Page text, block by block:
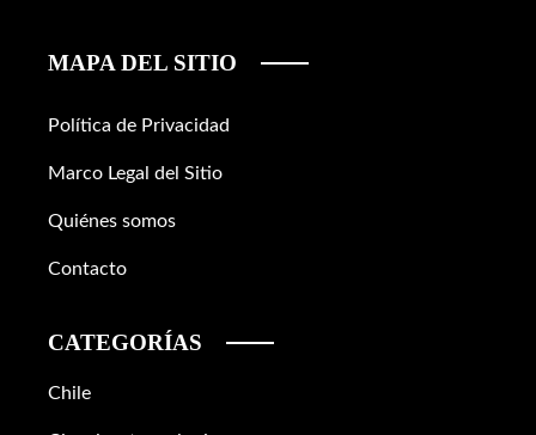
MAPA DEL SITIO
Política de Privacidad
Marco Legal del Sitio
Quiénes somos
Contacto
CATEGORÍAS
Chile